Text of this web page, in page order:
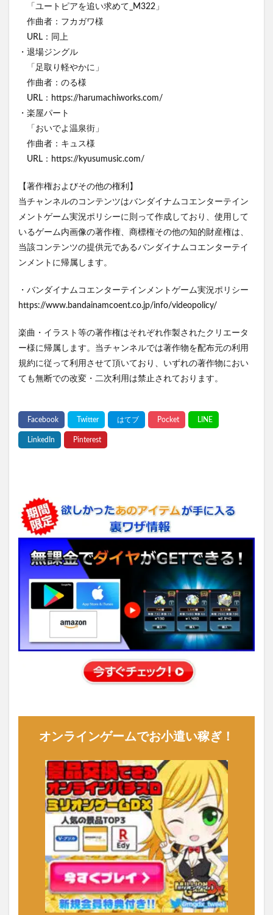
「ユートピアを追い求めて_M322」
作曲者：フカガワ様
URL：同上
・退場ジングル
「足取り軽やかに」
作曲者：のる様
URL：https://harumachiworks.com/
・楽屋パート
「おいでよ温泉街」
作曲者：キュス様
URL：https://kyusumusic.com/
【著作権およびその他の権利】
当チャンネルのコンテンツはバンダイナムコエンターテイン
メントゲーム実況ポリシーに則って作成しており、使用して
いるゲーム内画像の著作権、商標権その他の知的財産権は、
当該コンテンツの提供元であるバンダイナムコエンターテイ
ンメントに帰属します。
・バンダイナムコエンターテインメントゲーム実況ポリシー
https://www.bandainamcoent.co.jp/info/videopolicy/
楽曲・イラスト等の著作権はそれぞれ作製されたクリエータ
ー様に帰属します。当チャンネルでは著作物を配布元の利用
規約に従って利用させて頂いており、いずれの著作物におい
ても無断での改変・二次利用は禁止されております。
オンラインゲームでお小遣い稼ぎ！